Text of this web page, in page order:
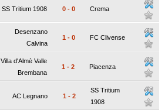
SS Tritium 1908 0 - 0 Crema
Desenzano
Calvina
1 - 0 FC Clivense
Villa d'Almè Valle
Brembana
1 - 2 Piacenza
AC Legnano 1 - 2
SS Tritium
1908